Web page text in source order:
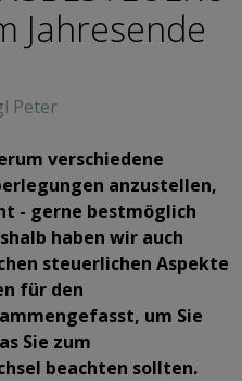
Jahresende
Peter
verschiedene
anzustellen,
- gerne bestmöglich
haben wir auch
steuerlichen Aspekte
für den
um Sie
Sie zum
beachten sollten.